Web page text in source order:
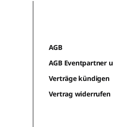
AGB
AGB Eventpartner
Verträge kündigen
Vertrag widerrufen